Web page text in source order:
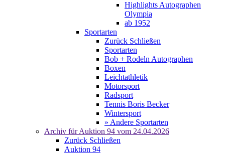
Highlights Autographen
Olympia
ab 1952
Sportarten
Zurück Schließen
Sportarten
Bob + Rodeln Autographen
Boxen
Leichtathletik
Motorsport
Radsport
Tennis Boris Becker
Wintersport
» Andere Sportarten
Archiv für Auktion 94 vom 24.04.2026
Zurück Schließen
Auktion 94